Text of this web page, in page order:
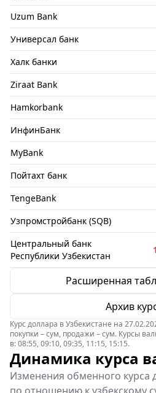
Uzum Bank
Универсал банк
Халк банки
Ziraat Bank
Hamkorbank
ИнфинБанк
MyBank
Пойтахт банк
TengeBank
Узпромстройбанк (SQB)
Центральный банк
Республики Узбекистан
Расширенная
Архив
Курс доллара в Узбекистане на
покупки – сум, продажи – сум. Курсы
в: 08:55, 09:10, 09:35, 11:15, 15:15.
Динамика курса
Изменения обменного курса